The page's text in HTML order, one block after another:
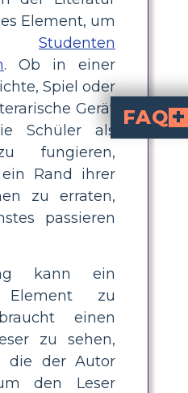
Element, um
Studenten
. Ob in einer
Spiel oder
Gerät
Schüler als
fungieren,
Rand ihrer
zu erraten,
passieren
kann ein
Element zu
einen
zu sehen,
die der Autor
den Leser
FAQ